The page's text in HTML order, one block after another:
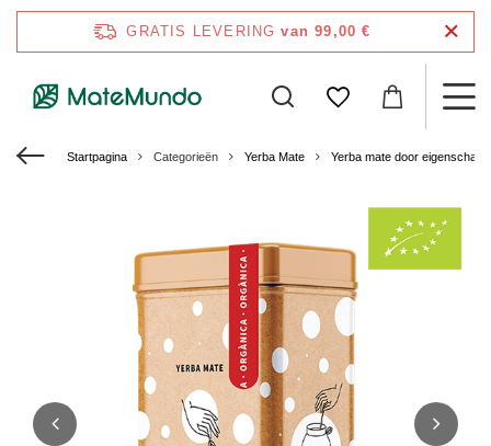
GRATIS LEVERING van 99,00 €
Startpagina Categorieën Yerba Mate Yerba mate door